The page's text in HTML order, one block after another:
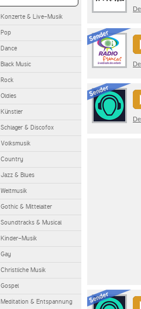
Konzerte & Live-Musik
Pop
Dance
Black Music
Rock
Oldies
Künstler
Schlager & Discofox
Volksmusik
Country
Jazz & Blues
Weltmusik
Gothic & Mittelalter
Soundtracks & Musical
Kinder-Musik
Gay
Christliche Musik
Gospel
Meditation & Entspannung